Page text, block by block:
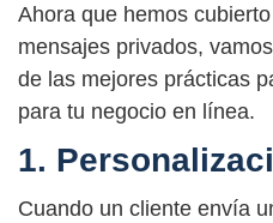
Ahora que hemos
mensajes privados,
de las mejores prácticas
para tu negocio en línea.
1.
Cuando un cliente envía